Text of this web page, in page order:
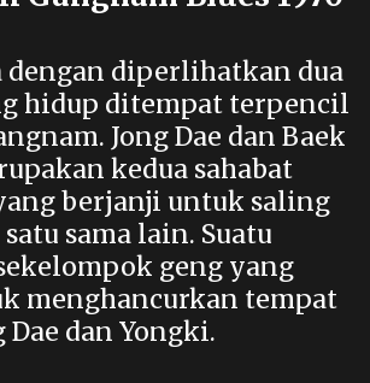
diperlihatkan dua
hidup ditempat terpencil
Jong Dae dan Baek
kedua sahabat
berjanji untuk saling
sama lain. Suatu
geng yang
menghancurkan tempat
dan Yongki.